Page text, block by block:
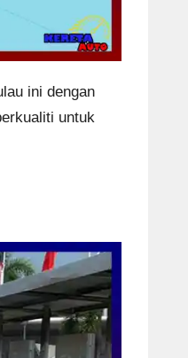
ini dengan
untuk